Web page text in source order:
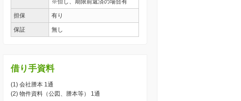
※但し、期限前返済の場合有
担保 有り
保証 無し
借り手資料
(1) 会社謄本 1通
(2) 物件資料（公図、謄本等） 1通